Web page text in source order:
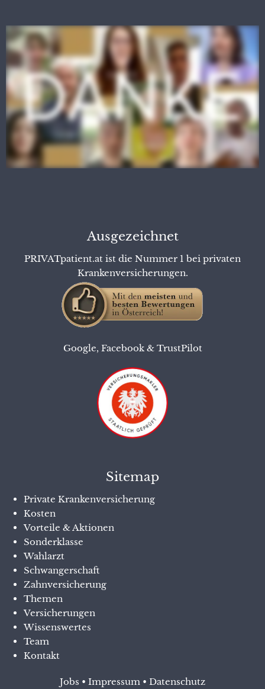
Ausgezeichnet
PRIVATpatient.at ist die Nummer 1 bei privaten
Krankenversicherungen.
Google, Facebook& TrustPilot
Sitemap
Private Krankenversicherung
Kosten
Vorteile & Aktionen
Sonderklasse
Wahlarzt
Schwangerschaft
Zahnversicherung
Themen
Versicherungen
Wissenswertes
Team
Kontakt
Jobs • Impressum • Datenschutz